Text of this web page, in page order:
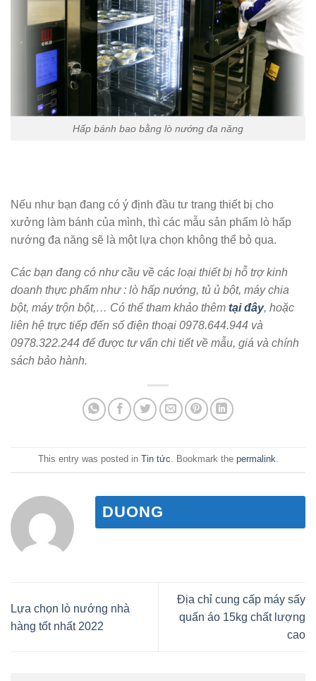
Hấp bánh bao bằng lò nướng đa năng
Nếu như bạn đang có ý định đầu tư trang thiết bị cho
xưởng làm bánh của mình, thì các mẫu sản phẩm lò hấp
nướng đa năng sẽ là một lựa chọn không thể bỏ qua.
Các bạn đang có như cầu về các loại thiết bị hỗ trợ kinh
doanh thực phẩm như : lò hấp nướng, tủ ủ bột, máy chia
bột, máy trộn bột,… Có thể tham khảo thêm tại đây, hoặc
liên hệ trực tiếp đến số điện thoại 0978.644.944 và
0978.322.244 để được tư vấn chi tiết về mẫu, giá và chính
sách bảo hành.
This entry was posted in Tin tức. Bookmark the permalink.
DUONG
Lựa chọn lò nướng nhà
hàng tốt nhất 2022
Địa chỉ cung cấp máy sấy
quấn áo 15kg chất lượng
cao